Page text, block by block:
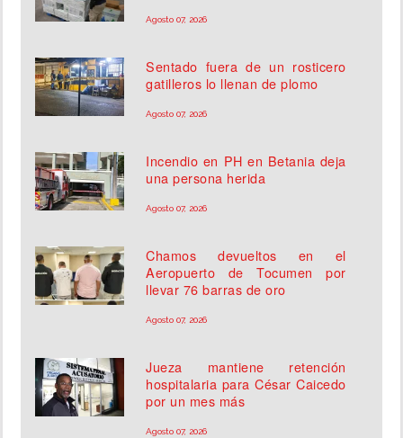
Agosto 07, 2026
Sentado fuera de un rosticero
gatilleros lo llenan de plomo
Agosto 07, 2026
Incendio en PH en Betania deja
una persona herida
Agosto 07, 2026
Chamos devueltos en el
Aeropuerto de Tocumen por
llevar 76 barras de oro
Agosto 07, 2026
Jueza mantiene retención
hospitalaria para César Caicedo
por un mes más
Agosto 07, 2026